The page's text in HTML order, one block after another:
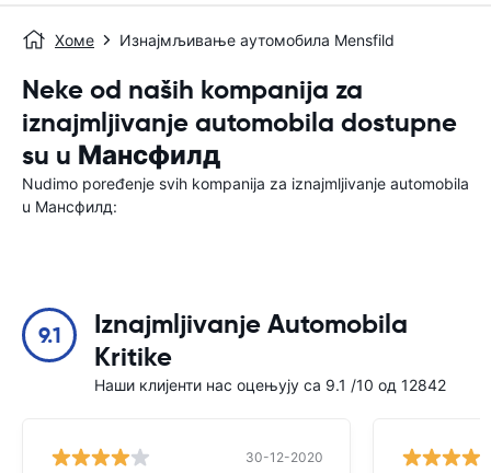
Хоме Изнајмљивање аутомобила Mensfild
Neke od naših kompanija za
iznajmljivanje automobila dostupne
su u Мансфилд
Nudimo poređenje svih kompanija za iznajmljivanje automobila
u Мансфилд:
9.1
Iznajmljivanje Automobila
Kritike
Наши клијенти нас оцењују са 9.1 /10 од 12842
30-12-2020